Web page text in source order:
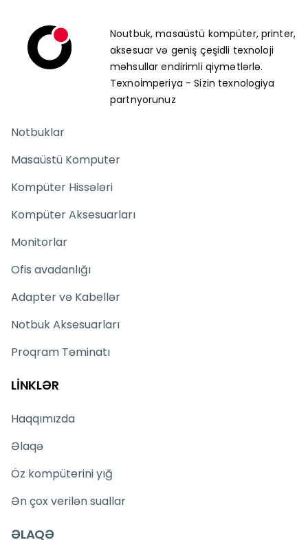
Noutbuk, masaüstü kompüter, printer,
aksesuar və geniş çeşidli texnoloji
məhsullar endirimli qiymətlərlə.
Texnoİmperiya - Sizin texnologiya
partnyorunuz
Notbuklar
Masaüstü Komputer
Kompüter Hissələri
Kompüter Aksesuarları
Monitorlar
Ofis avadanlığı
Adapter və Kabellər
Notbuk Aksesuarları
Proqram Təminatı
LİNKLƏR
Haqqımızda
Əlaqə
Öz kompüterini yığ
Ən çox verilən suallar
ƏLAQƏ